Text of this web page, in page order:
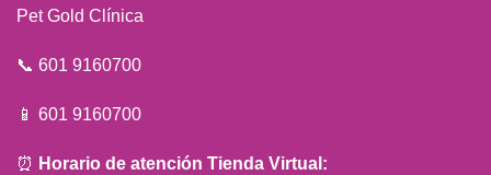
Pet Gold Clínica
📞 601 9160700
📱 601 9160700
⏰ Horario de atención Tienda Virtual: